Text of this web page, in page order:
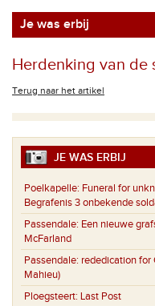
Je was erbij
Herdenking van de
Terug naar het artikel
JE WAS ERBIJ
Poelkapelle: Funeral for
Begrafenis 3 onbekende
Passendale: Een nieuwe
McFarland
Passendale: rededication for
Mahieu)
Ploegsteert: Last Post